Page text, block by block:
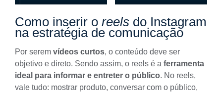
Como inserir o reels do Instagram
na estratégia de comunicação
Por serem vídeos curtos, o conteúdo deve ser
objetivo e direto. Sendo assim, o reels é a ferramenta
ideal para informar e entreter o público. No reels,
vale tudo: mostrar produto, conversar com o público,